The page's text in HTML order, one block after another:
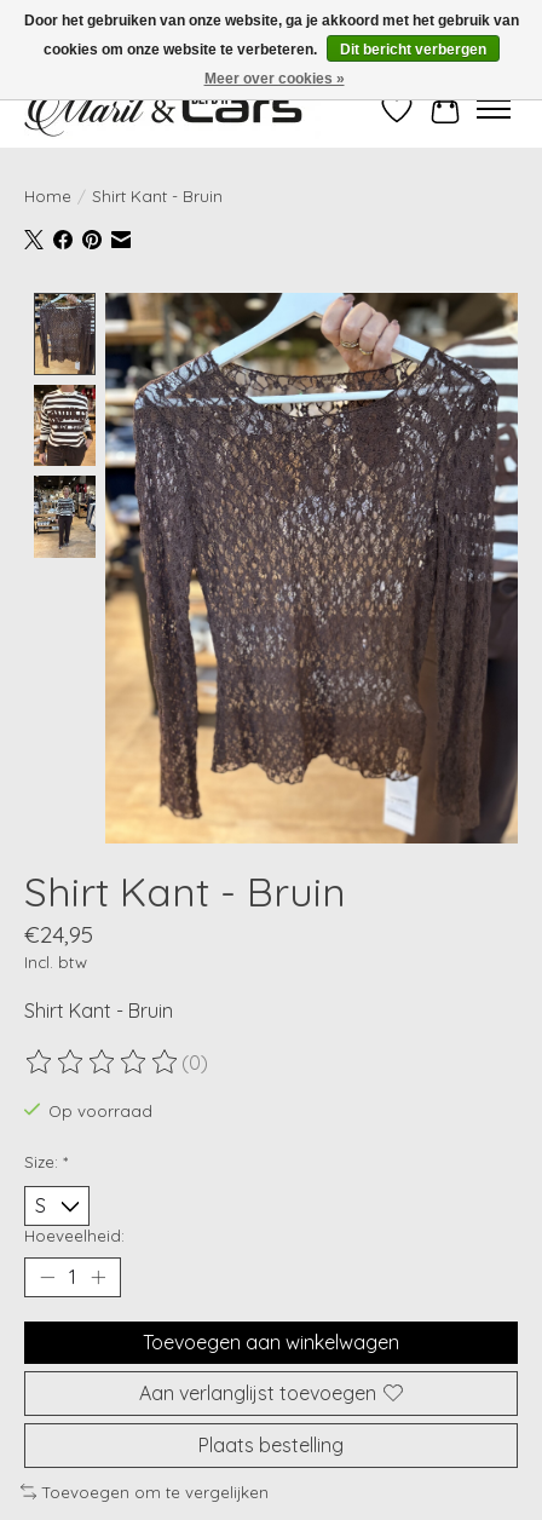
Gratis verzending vanaf €99,- | Voor 16:00 uur besteld, vandaag verzonden!
Verlanglijst
Home / Shirt Kant - Bruin
Product image slideshow Items
Shirt Kant - Bruin
€24,95
Incl. btw
Shirt Kant - Bruin
De beoordeling van dit product is
(0)
Op voorraad
Size: *
Hoeveelheid:
Toevoegen aan winkelwagen
Aan verlanglijst toevoegen
Plaats bestelling
Toevoegen om te vergelijken
Door het gebruiken van onze website, ga je akkoord met het gebruik van
cookies om onze website te verbeteren.
Dit bericht verbergen
Meer over cookies »